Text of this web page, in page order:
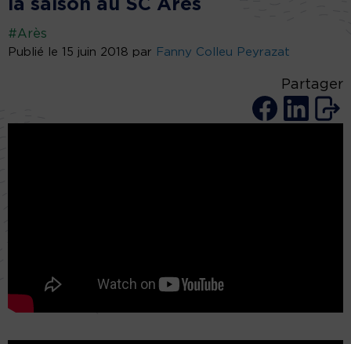
la saison au SC Arès
#Arès
Publié le 15 juin 2018 par Fanny Colleu Peyrazat
Partager